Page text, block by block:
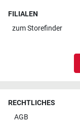
FILIALEN
zumStorefinder
RECHTLICHES
AGB